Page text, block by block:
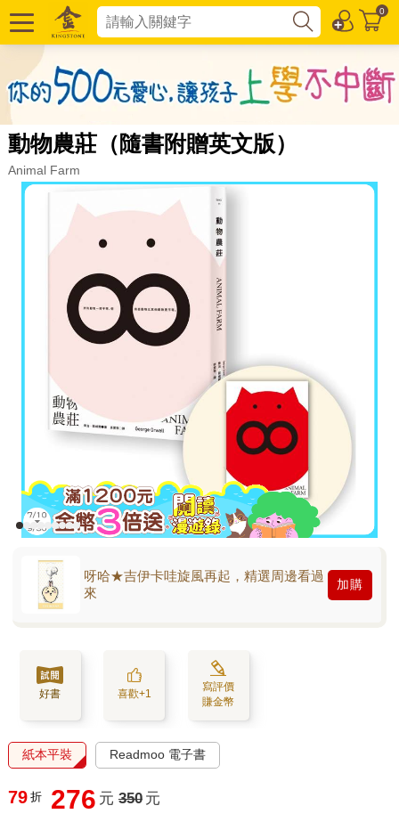
0
動物農莊（隨書附贈英文版）
Animal Farm
呀哈★吉伊卡哇旋風再起，精選周邊看過
來
加購
好書 喜歡+1
寫評價
賺金幣
紙本平裝 Readmoo 電子書
79 折 276 元 350 元